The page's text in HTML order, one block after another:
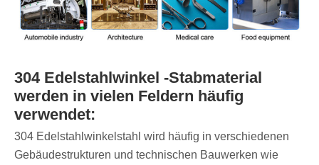
304 Edelstahlwinkel -Stabmaterial
werden in vielen Feldern häufig
verwendet:
304 Edelstahlwinkelstahl wird häufig in verschiedenen
Gebäudestrukturen und technischen Bauwerken wie